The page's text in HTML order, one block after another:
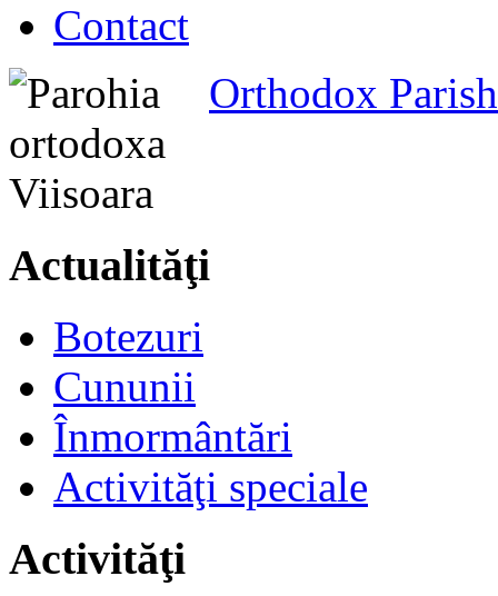
Contact
Orthodox
Actualităţi
Botezuri
Cununii
Înmormântări
Activităţi speciale
Activităţi